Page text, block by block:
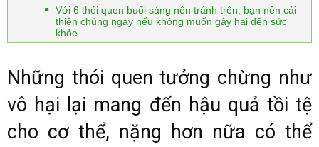
Với 6 thói quen buổi sáng nên tránh trên, bạn nên cải
thiện chúng ngay nếu không muốn gây hại đến sức
khỏe.
Những thói quen tưởng chừng như
vô hại lại mang đến hậu quả tồi tệ
cho cơ thể, nặng hơn nữa có thể